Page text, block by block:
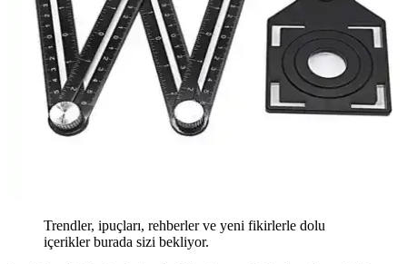
Trendler, ipuçları, rehberler ve yeni fikirlerle dolu
içerikler burada sizi bekliyor.